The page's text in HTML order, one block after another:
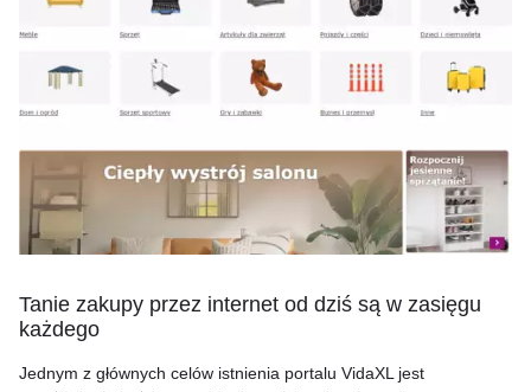
Tanie zakupy przez internet od dziś są w zasięgu
każdego
Jednym z głównych celów istnienia portalu VidaXL jest